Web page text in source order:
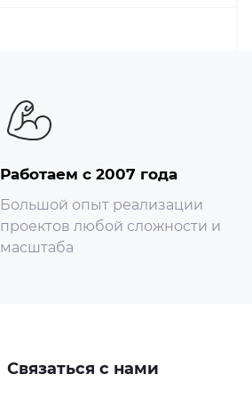
Работаем с 2007 года
Большой опыт реализации
проектов любой сложности и
масштаба
Связаться с нами